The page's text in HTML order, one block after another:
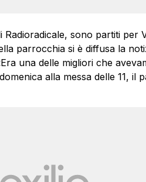
sono partiti per
parrocchia si è diffusa la
una delle migliori che
alla messa delle 11, il